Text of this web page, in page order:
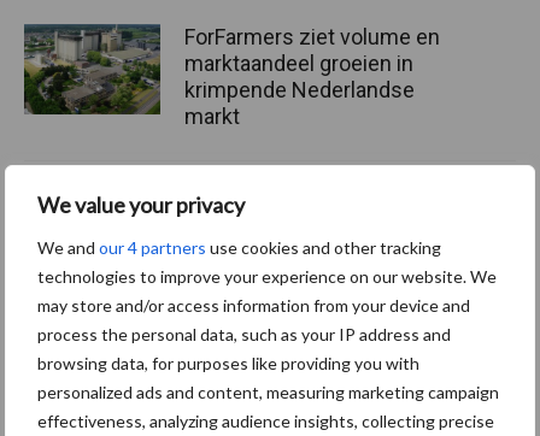
We value your privacy
We and our 4 partners use cookies and other tracking
technologies to improve your experience on our website. We
may store and/or access information from your device and
process the personal data, such as your IP address and
browsing data, for purposes like providing you with
personalized ads and content, measuring marketing campaign
effectiveness, analyzing audience insights, collecting precise
ForFarmers ziet volume en
marktaandeel groeien in
krimpende Nederlandse
markt
Tien praktische tips voor
een langere levensduur
“Vraag naar praktische
hygieneoplossingen is in
Polen groter dan ooit”